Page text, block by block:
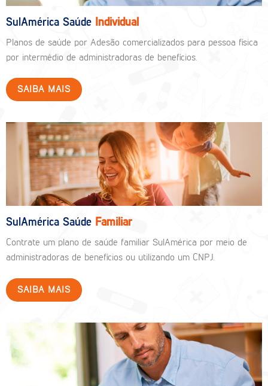
SulAmérica Saúde Individual
Planos de saúde por Adesão comercializados para pessoa física
por intermédio de administradoras de benefícios.
SAIBA MAIS
SulAmérica Saúde Familiar
Contrate um plano de saúde familiar SulAmérica por meio de
administradoras de benefícios ou utilizando um CNPJ.
SAIBA MAIS